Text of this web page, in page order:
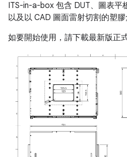
ITS-in-a-box 包含 DUT、圖表平
以及以 CAD 圖面雷射切割的塑膠
如要開始使用，請下載最新版正